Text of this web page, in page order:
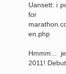
Uansett: i
for
en.php
Hmmm...
2011!